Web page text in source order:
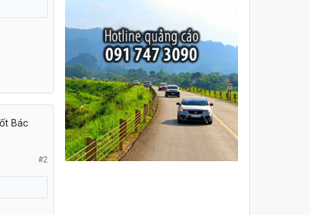
Bác
#2